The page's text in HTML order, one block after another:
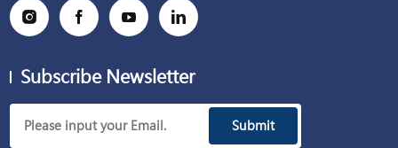
Subscribe Newsletter
Submit